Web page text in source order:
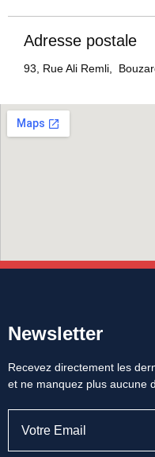
Adresse postale
93, Rue Ali Remli,
Newsletter
Recevez directement les
et ne manquez plus aucune